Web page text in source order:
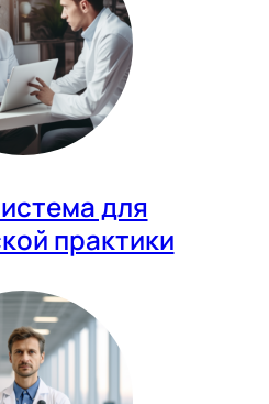
для
практики